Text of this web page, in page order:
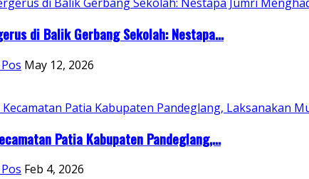
di Balik Gerbang Sekolah: Nestapa...
May 12, 2026
Patia Kabupaten Pandeglang,...
Feb 4, 2026